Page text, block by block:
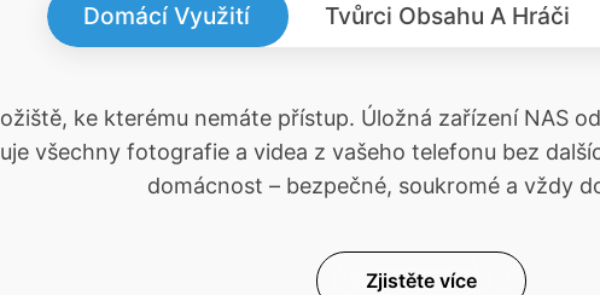
Domácí Využití Tvůrci Obsahu A Hráči
ke kterému nemáte přístup. Úložná zařízení NAS
všechny fotografie a videa z vašeho telefonu bez
domácnost – bezpečné, soukromé a vždy
Zjistěte více